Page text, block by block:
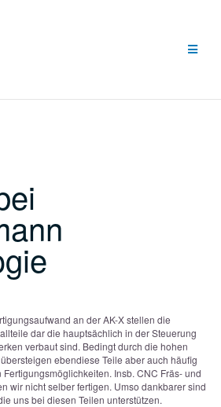
an der AK-X stellen die
dar die hauptsächlich in der Steuerung
verbaut sind. Bedingt durch die hohen
ebendiese Teile aber auch häufig
Insb. CNC Fräs- und
wir nicht selber fertigen. Umso dankbarer sind
uns bei diesen Teilen unterstützen.